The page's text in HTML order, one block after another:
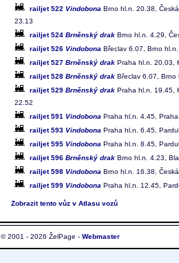
railjet 522 Vindobona Brno hl.n. 20.38,
23.13
railjet 524 Brněnský drak Brno hl.n. 4.29,
railjet 526 Vindobona Břeclav 6.07, Brno
railjet 527 Brněnský drak Praha hl.n. 20.03,
railjet 528 Brněnský drak Břeclav 6.07, Brno
railjet 529 Brněnský drak Praha hl.n. 19.45,
22.52
railjet 591 Vindobona Praha hl.n. 4.45,
railjet 593 Vindobona Praha hl.n. 6.45,
railjet 595 Vindobona Praha hl.n. 8.45,
railjet 596 Brněnský drak Brno hl.n. 4.23,
railjet 598 Vindobona Brno hl.n. 16.38,
railjet 599 Vindobona Praha hl.n. 12.45,
Zobrazit tento vůz v Atlasu vozů
© 2001 - 2026 ŽelPage - Webmaster